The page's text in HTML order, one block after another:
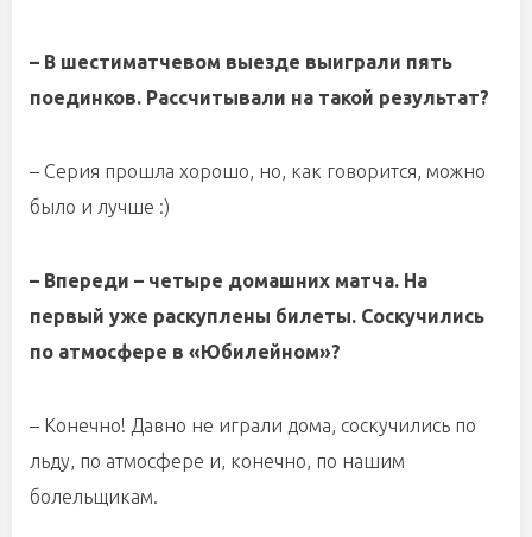
– В шестиматчевом выезде выиграли пять
поединков. Рассчитывали на такой результат?
– Серия прошла хорошо, но, как говорится, можно
было и лучше :)
– Впереди – четыре домашних матча. На
первый уже раскуплены билеты. Соскучились
по атмосфере в «Юбилейном»?
– Конечно! Давно не играли дома, соскучились по
льду, по атмосфере и, конечно, по нашим
болельщикам.